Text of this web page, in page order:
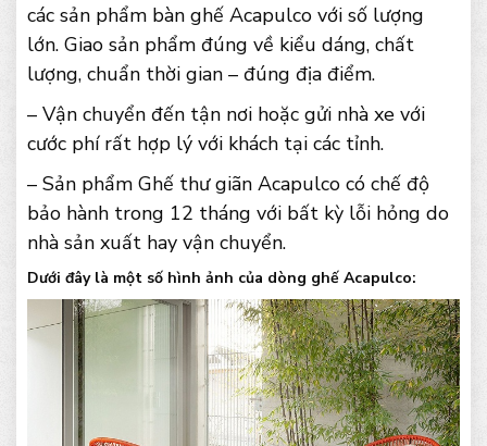
các sản phẩm bàn ghế Acapulco với số lượng
lớn. Giao sản phẩm đúng về kiểu dáng, chất
lượng, chuẩn thời gian – đúng địa điểm.
– Vận chuyển đến tận nơi hoặc gửi nhà xe với
cước phí rất hợp lý với khách tại các tỉnh.
– Sản phẩm Ghế thư giãn Acapulco có chế độ
bảo hành trong 12 tháng với bất kỳ lỗi hỏng do
nhà sản xuất hay vận chuyển.
Dưới đây là một số hình ảnh của dòng ghế Acapulco: